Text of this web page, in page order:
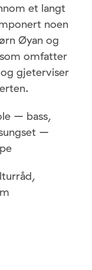
et langt
noen
Øyan og
omfatter
gjeterviser
– bass,
–